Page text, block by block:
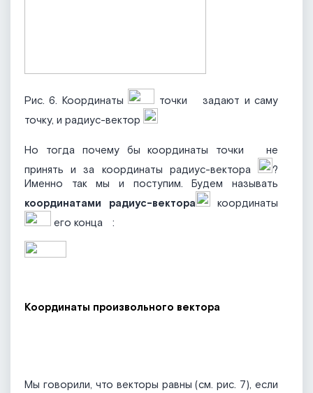
Рис. 6. Координаты точки
задают и саму
точку, и радиус-вектор
Но тогда почему бы координаты точки
не
принять и за координаты радиус-вектора
?
Именно так мы и поступим. Будем называть
координатами радиус-вектора
координаты
его конца
:
Координаты произвольного вектора
Мы говорили, что векторы равны (см. рис. 7), если